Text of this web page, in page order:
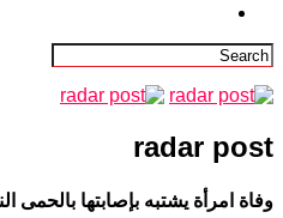
radar post
وفاة امرأة يشتبه بإصابتها بالحمى